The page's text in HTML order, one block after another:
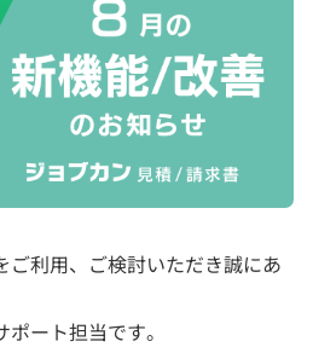
利用、ご検討いただき誠にあ
ート担当です。